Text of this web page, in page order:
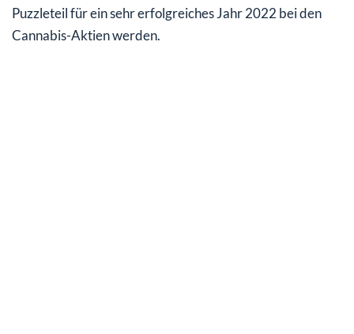
Puzzleteil für ein sehr erfolgreiches Jahr 2022 bei den
Cannabis-Aktien werden.